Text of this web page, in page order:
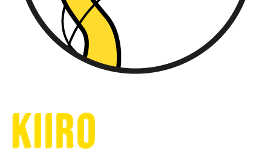
Kiiro